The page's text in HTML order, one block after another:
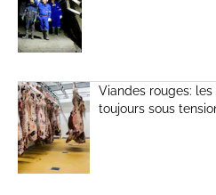
Viandes rouges: les
toujours sous